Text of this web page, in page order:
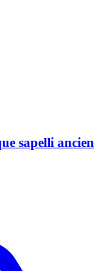
sapelli ancien